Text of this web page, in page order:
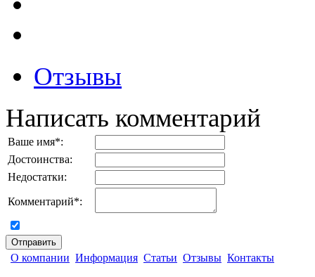
Отзывы
Написать комментарий
Ваше имя*:
Достоинства:
Недостатки:
Комментарий*:
О компании Информация Статьи Отзывы Контакты